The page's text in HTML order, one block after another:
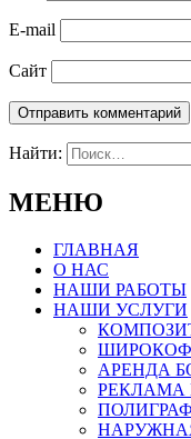
E-mail
Сайт
Найти:
МЕНЮ
ГЛАВНАЯ
О НАС
НАШИ РАБОТЫ
НАШИ УСЛУГИ
АРЕНДА
РЕКЛАМА